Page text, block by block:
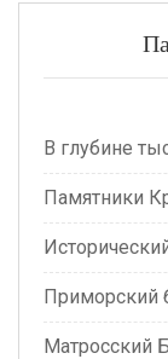
В глубине
Памятники
Приморский
Матросский